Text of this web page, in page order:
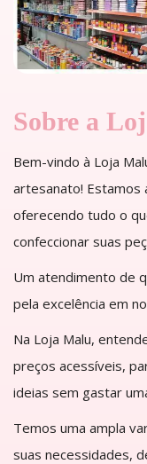
Sobre a
Bem-vindo à Loja
artesanato! Estamos
oferecendo tudo o
confeccionar suas
Um atendimento de
pela excelência em
Na Loja Malu,
preços acessíveis,
ideias sem gastar
Temos uma ampla
suas necessidades,